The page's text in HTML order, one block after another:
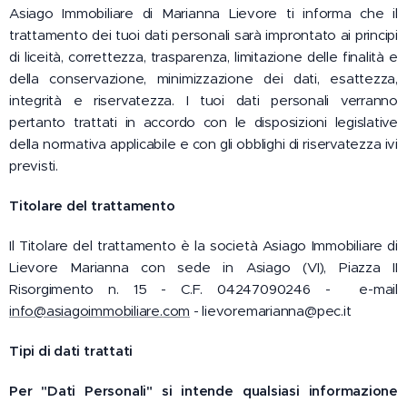
Asiago Immobiliare di Marianna Lievore ti informa che il
trattamento dei tuoi dati personali sarà improntato ai principi
di liceità, correttezza, trasparenza, limitazione delle finalità e
della conservazione, minimizzazione dei dati, esattezza,
integrità e riservatezza. I tuoi dati personali verranno
pertanto trattati in accordo con le disposizioni legislative
della normativa applicabile e con gli obblighi di riservatezza ivi
previsti.
Titolare del trattamento
Il Titolare del trattamento è la società Asiago Immobiliare di
Lievore Marianna con sede in Asiago (VI), Piazza II
Risorgimento n. 15 - C.F. 04247090246 - e-mail
info@asiagoimmobiliare.com - lievoremarianna@pec.it
Tipi di dati trattati
Per "Dati Personali" si intende qualsiasi informazione